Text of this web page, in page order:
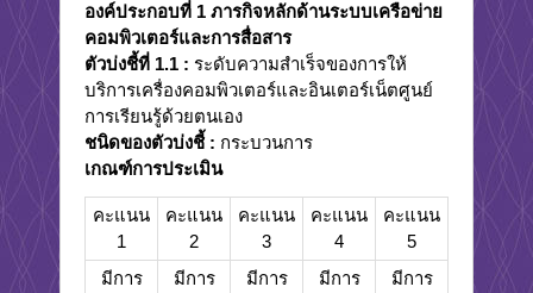
องค์ประกอบที่ 1 ภารกิจหลักด้านระบบเครือข่าย
คอมพิวเตอร์และการสื่อสาร
ตัวบ่งชี้ที่ 1.1 : ระดับความสำเร็จของการให้
บริการเครื่องคอมพิวเตอร์และอินเตอร์เน็ตศูนย์
การเรียนรู้ด้วยตนเอง
ชนิดของตัวบ่งชี้ : กระบวนการ
เกณฑ์การประเมิน
คะแนน
1
คะแนน
2
คะแนน
3
คะแนน
4
คะแนน
5
มีการ
มีการ
มีการ
มีการ
มีการ